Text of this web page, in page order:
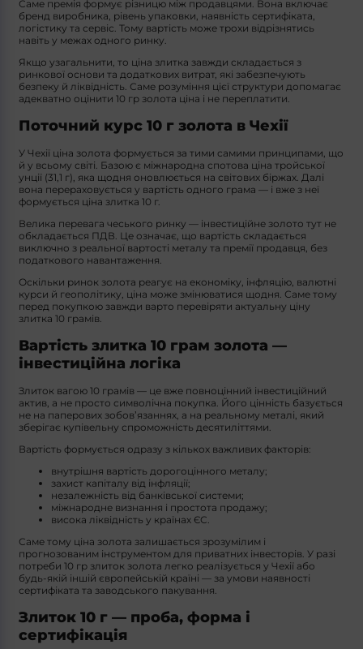
Саме премія формує різницю між продавцями. Вона включає
бренд виробника, рівень упаковки, наявність сертифіката,
логістику та сервіс. Тому вартість може трохи відрізнятись
навіть у межах одного ринку.
Якщо узагальнити, то ціна злитка завжди складається з
ринкової основи та додаткових витрат, які забезпечують
безпеку й ліквідність. Саме розуміння цієї структури допомагає
адекватно оцінити 10 гр золота ціна і не переплатити.
Поточний курс 10 г золота в Чехії
У Чехії ціна золота формується за тими самими принципами, що
й у всьому світі. Базою є міжнародна спотова ціна тройської
унції (31,1 г), яка щодня оновлюється на світових біржах. Далі
вона перераховується у вартість одного грама — і вже з неї
формується ціна злитка 10 г.
Велика перевага чеського ринку — інвестиційне золото тут не
обкладається ПДВ. Це означає, що вартість складається
виключно з реальної вартості металу та премії продавця, без
податкового навантаження.
Оскільки ринок золота реагує на економіку, інфляцію, валютні
курси й геополітику, ціна може змінюватися щодня. Саме тому
перед покупкою завжди варто перевіряти актуальну ціну
злитка 10 грамів.
Вартість злитка 10 грам золота —
інвестиційна логіка
Злиток вагою 10 грамів — це вже повноцінний інвестиційний
актив, а не просто символічна покупка. Його цінність базується
не на паперових зобов’язаннях, а на реальному металі, який
зберігає купівельну спроможність десятиліттями.
Вартість формується одразу з кількох важливих факторів:
внутрішня вартість дорогоцінного металу;
захист капіталу від інфляції;
незалежність від банківської системи;
міжнародне визнання і простота продажу;
висока ліквідність у країнах ЄС.
Саме тому ціна золота залишається зрозумілим і
прогнозованим інструментом для приватних інвесторів. У разі
потреби 10 гр злиток золота легко реалізується у Чехії або
будь-якій іншій європейській країні — за умови наявності
сертифіката та заводського пакування.
Злиток 10 г — проба, форма і
сертифікація